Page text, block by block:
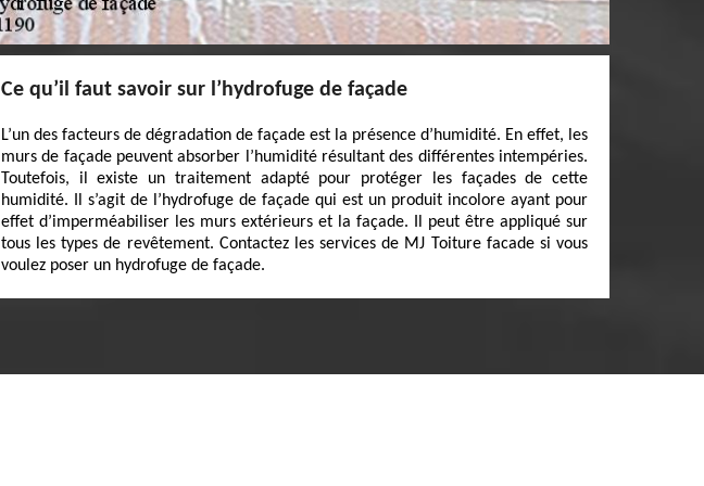
Ce qu’il faut savoir sur l’hydrofuge de façade
L’un des facteurs de dégradation de façade est la présence d’humidité. En effet, les
murs de façade peuvent absorber l’humidité résultant des différentes intempéries.
Toutefois, il existe un traitement adapté pour protéger les façades de cette
humidité. Il s’agit de l’hydrofuge de façade qui est un produit incolore ayant pour
effet d’imperméabiliser les murs extérieurs et la façade. Il peut être appliqué sur
tous les types de revêtement. Contactez les services de MJ Toiture facade si vous
voulez poser un hydrofuge de façade.